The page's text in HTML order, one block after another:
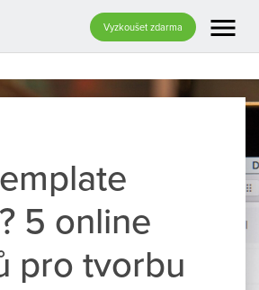
Vyzkoušet zdarma menu
5 online
pro tvorbu